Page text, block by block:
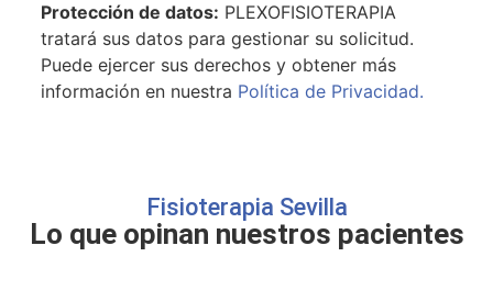
Protección de datos: PLEXOFISIOTERAPIA
tratará sus datos para gestionar su solicitud.
Puede ejercer sus derechos y obtener más
información en nuestra Política de Privacidad.
Fisioterapia Sevilla
Lo que opinan nuestros pacientes